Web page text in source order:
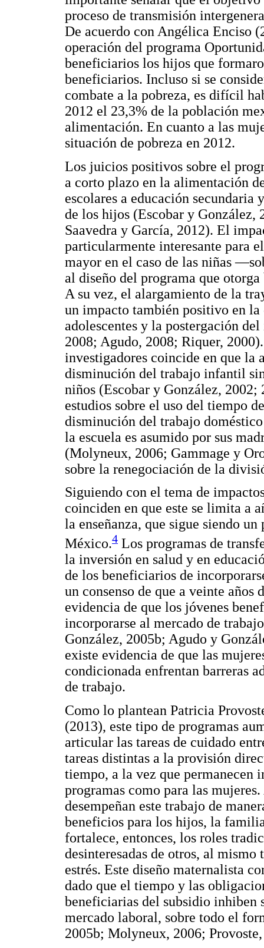
proceso de transmisión
De acuerdo con Angélica Enciso
operación del programa
beneficiarios los hijos que
beneficiarios. Incluso si se
combate a la pobreza, es difícil
2012 el 23,3% de la población
alimentación. En cuanto a las
situación de pobreza en 2012.
Los juicios positivos sobre el
a corto plazo en la alimentación
escolares a educación secundaria
de los hijos (Escobar y González,
Saavedra y García, 2012). El
particularmente interesante para
mayor en el caso de las niñas
al diseño del programa que
A su vez, el alargamiento de la
un impacto también positivo en la
adolescentes y la postergación
2008; Agudo, 2008; Riquer,
investigadores coincide en que la
disminución del trabajo infantil
niños (Escobar y González,
estudios sobre el uso del tiempo
disminución del trabajo
la escuela es asumido por sus
(Molyneux, 2006; Gammage y
sobre la renegociación de la
Siguiendo con el tema de
coinciden en que este se limita a
la enseñanza, que sigue siendo
México.4 Los programas de
la inversión en salud y en
de los beneficiarios de
un consenso de que a veinte años
evidencia de que los jóvenes
incorporarse al mercado de
González, 2005b; Agudo y
existe evidencia de que las
condicionada enfrentan barreras
de trabajo.
Como lo plantean Patricia
(2013), este tipo de programas
articular las tareas de cuidado
tareas distintas a la provisión
tiempo, a la vez que permanecen
programas como para las
desempeñan este trabajo de
beneficios para los hijos, la
fortalece, entonces, los roles
desinteresadas de otros, al
estrés. Este diseño maternalista
dado que el tiempo y las
beneficiarias del subsidio inhiben
mercado laboral, sobre todo el
2005b; Molyneux, 2006;